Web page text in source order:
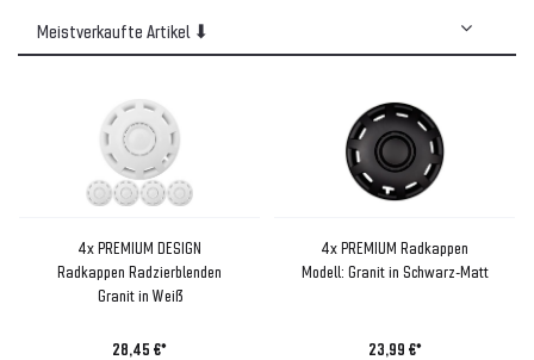
4x PREMIUM DESIGN
Radkappen Radzierblenden
Granit in Weiß
28,45 €*
4x PREMIUM Radkappen
Modell: Granit in Schwarz-Matt
23,99 €*